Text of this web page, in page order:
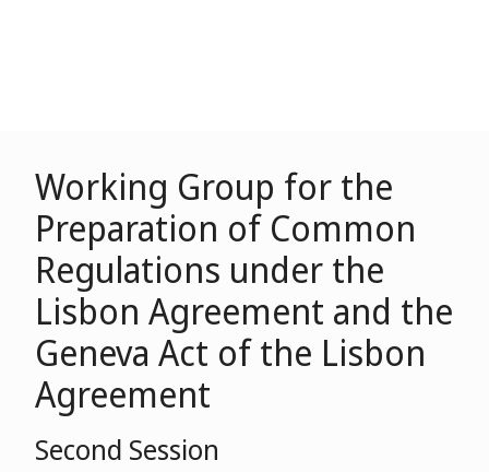
Working Group for the
Preparation of Common
Regulations under the
Lisbon Agreement and the
Geneva Act of the Lisbon
Agreement
Second Session